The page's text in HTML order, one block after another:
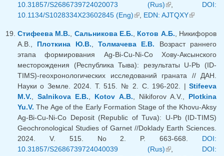
10.31857/S2686739724020073 (Rus)(внешняя
ссылка)
, DOI:
10.1134/S1028334X23602845 (Eng)(внешняя ссылка)
EDN: AJTQXY(внешняя
Стифеева М.В.
Сальникова Е.Б. Котов А.Б. , Никифоров
А.В., Плоткина Ю.В. ,Толмачева Е.В. Возраст раннего
этапа формирования Ag-Bi-Cu-Ni-Co Хову-Аксынского
месторождения (Республика Тыва): результаты U-Pb (ID-
TIMS)-геохронологических исследований граната // ДАН.
Науки о Земле. 2024. Т. 515. № 2. С. 196-202. | Stifeeva
M.V. ,Salnikova E.B. Kotov A.B. , Nikiforov A.V., Plotkina
Yu.V. The Age of the Early Formation Stage of the Khovu-Aksy
Ag-Bi-Cu-Ni-Co Deposit (Republic of Tuva): U-Pb (ID-TIMS)
Geochronological Studies of Garnet //Doklady Earth Sciences.
2024. V. 515. No 2. P. 663-668. DOI:
10.31857/S2686739724040039 (Rus)(внешняя
, DOI: